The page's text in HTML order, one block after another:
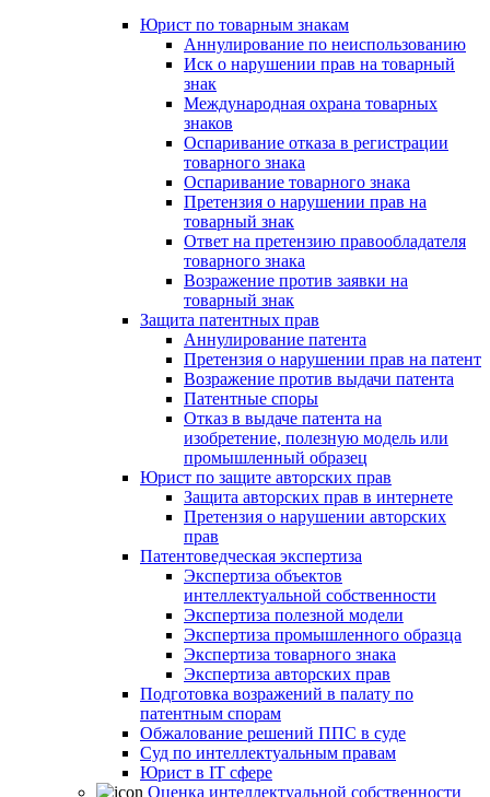
Юрист по товарным знакам
Аннулирование по неиспользованию
Иск о нарушении прав на товарный
знак
Международная охрана товарных
знаков
Оспаривание отказа в регистрации
товарного знака
Оспаривание товарного знака
Претензия о нарушении прав на
товарный знак
Ответ на претензию правообладателя
товарного знака
Возражение против заявки на
товарный знак
Защита патентных прав
Аннулирование патента
Претензия о нарушении прав на патент
Возражение против выдачи патента
Патентные споры
Отказ в выдаче патента на
изобретение, полезную модель или
промышленный образец
Юрист по защите авторских прав
Защита авторских прав в интернете
Претензия о нарушении авторских
прав
Патентоведческая экспертиза
Экспертиза объектов
интеллектуальной собственности
Экспертиза полезной модели
Экспертиза промышленного образца
Экспертиза товарного знака
Экспертиза авторских прав
Подготовка возражений в палату по
патентным спорам
Обжалование решений ППС в суде
Суд по интеллектуальным правам
Юрист в IT сфере
Оценка интеллектуальной собственности